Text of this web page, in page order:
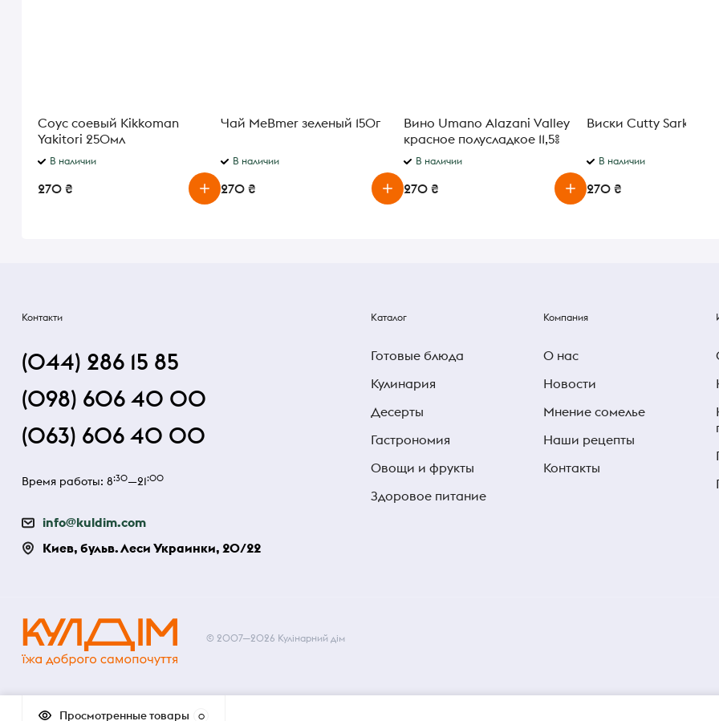
Соус соевый Kikkoman
Yakitori 250мл
В наличии
270 ₴
Чай MeBmer зеленый 150г
В наличии
270 ₴
Вино Umano Alazani Valley
красное полусладкое 11,5%
0,75 л
В наличии
270 ₴
Виски Cutty Sark 40%
В наличии
270 ₴
Контакти
(044) 286 15 85
(098) 606 40 00
(063) 606 40 00
Время работы: 8:30—21:00
info@kuldim.com
Киев, бульв. Леси Украинки, 20/22
Каталог
Готовые блюда
Кулинария
Десерты
Гастрономия
Овощи и фрукты
Здоровое питание
Компания
О нас
Новости
Мнение сомелье
Наши рецепты
Контакты
© 2007—2026 Кулінарний дім
Просмотренные товары 0